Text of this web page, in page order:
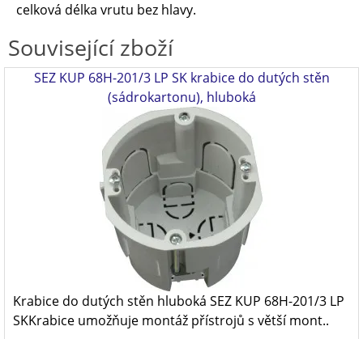
celková délka vrutu bez hlavy.
Související zboží
SEZ KUP 68H-201/3 LP SK krabice do dutých stěn
(sádrokartonu), hluboká
Krabice do dutých stěn hluboká SEZ KUP 68H-201/3 LP
SKKrabice umožňuje montáž přístrojů s větší mont..